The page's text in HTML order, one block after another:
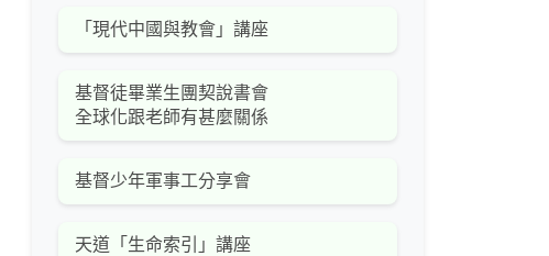
「現代中國與教會」講座
基督徒畢業生團契說書會
全球化跟老師有甚麼關係
基督少年軍事工分享會
天道「生命索引」講座